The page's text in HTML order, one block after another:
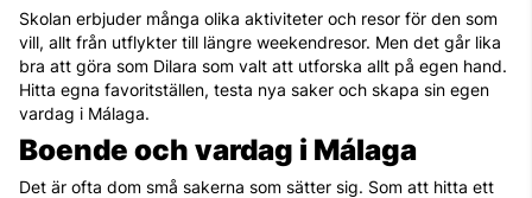
Skolan erbjuder många olika aktiviteter och resor för den som
vill, allt från utflykter till längre weekendresor. Men det går lika
bra att göra som Dilara som valt att utforska allt på egen hand.
Hitta egna favoritställen, testa nya saker och skapa sin egen
vardag i Málaga.
Boende och vardag i Málaga
Det är ofta dom små sakerna som sätter sig. Som att hitta ett